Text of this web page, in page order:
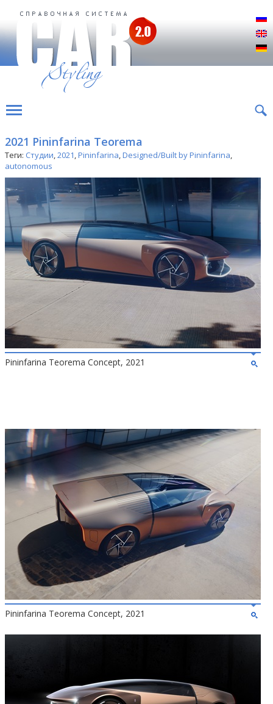
2021 Pininfarina Teorema
Теги: Студии,2021,Pininfarina,Designed/Built by Pininfarina,
autonomous
Pininfarina Teorema Concept, 2021
Pininfarina Teorema Concept, 2021